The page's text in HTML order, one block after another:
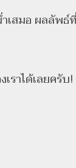
เสมอ ผลลัพ
ราได้เลยครับ!